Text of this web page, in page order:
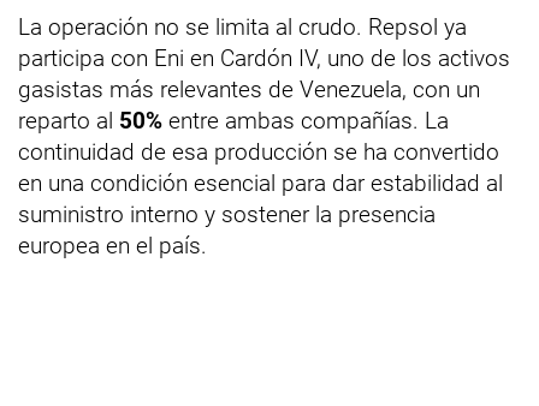
La operación no se limita al crudo. Repsol ya
participa con Eni en Cardón IV, uno de los activos
gasistas más relevantes de Venezuela, con un
reparto al 50% entre ambas compañías. La
continuidad de esa producción se ha convertido
en una condición esencial para dar estabilidad al
suministro interno y sostener la presencia
europea en el país.